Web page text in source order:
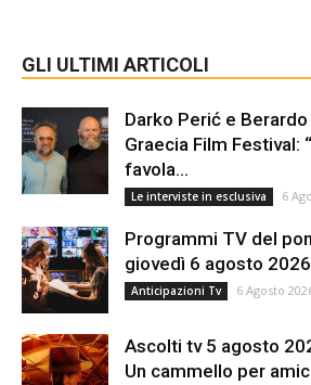
GLI ULTIMI ARTICOLI
Darko Perić e
Graecia Film Festival:
favola...
Le interviste in esclusiva 6
Programmi TV del
giovedì 6 agosto 2026
Anticipazioni Tv 6 Agosto
Ascolti tv 5 agosto
Un cammello per